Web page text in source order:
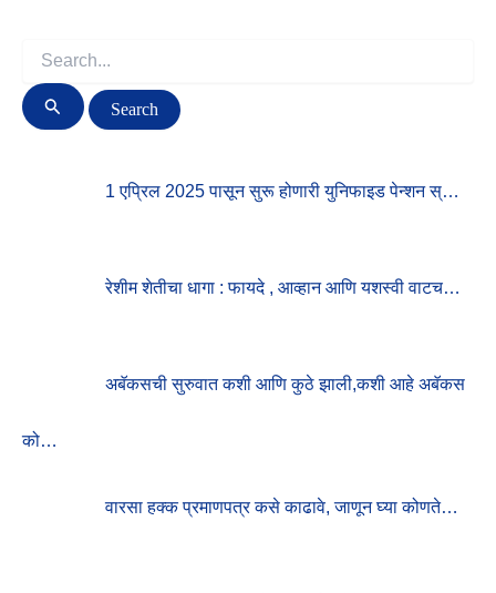
A
R
1 एप्रिल 2025 पासून सुरू होणारी युनिफाइड पेन्शन स्…
रेशीम शेतीचा धागा : फायदे , आव्हान आणि यशस्वी वाटच…
अबॅकसची सुरुवात कशी आणि कुठे झाली,कशी आहे अबॅकस
को…
वारसा हक्क प्रमाणपत्र कसे काढावे, जाणून घ्या कोणते…